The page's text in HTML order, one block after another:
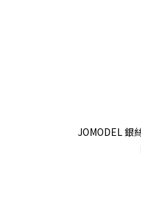
JOMODEL 銀